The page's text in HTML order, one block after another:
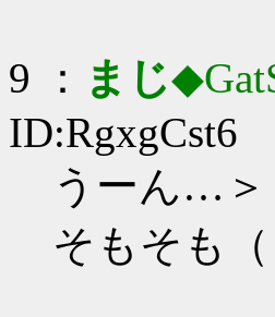
9 ： まじ
ID:RgxgCst6
うーん…＞
そもそも（